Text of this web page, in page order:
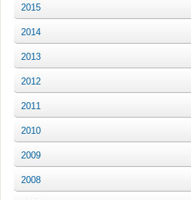
2015
2014
2013
2012
2011
2010
2009
2008